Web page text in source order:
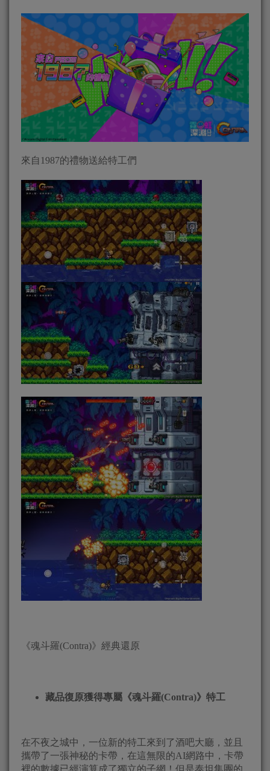
來自1987的禮物送給特工們
《魂斗羅(Contra)》經典還原
藏品復原獲得專屬《魂斗羅(Contra)》特工
在不夜之城中，一位新的特工來到了酒吧大廳，並且
攜帶了一張神秘的卡帶，在這無限的AI網路中，卡帶
裡的數據已經演算成了獨立的子網！但是泰坦集團的